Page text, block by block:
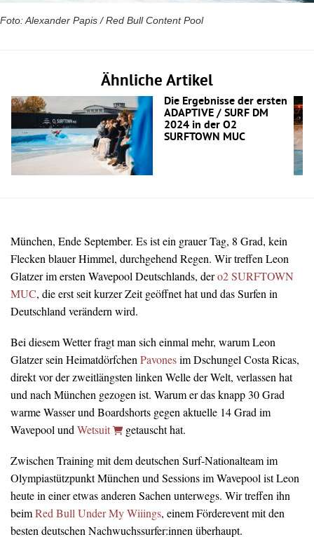
Foto: Alexander Papis / Red Bull Content Pool
Ähnliche Artikel
Die Ergebnisse der ersten
ADAPTIVE / SURF DM
2024 in der O2
SURFTOWN MUC
München, Ende September. Es ist ein grauer Tag, 8 Grad, kein
Flecken blauer Himmel, durchgehend Regen. Wir treffen Leon
Glatzer im ersten Wavepool Deutschlands, dero2 SURFTOWN
MUC, die erst seit kurzer Zeit geöffnet hat und das Surfen in
Deutschland verändern wird.
Bei diesem Wetter fragt man sich einmal mehr, warum Leon
Glatzer sein Heimatdörfchen Pavonesim Dschungel Costa Ricas,
direkt vor der zweitlängsten linken Welle der Welt, verlassen hat
und nach München gezogen ist. Warum er das knapp 30 Grad
warme Wasser und Boardshorts gegen aktuelle 14 Grad im
Wavepool und Wetsuit getauscht hat.
Zwischen Training mit dem deutschen Surf-Nationalteam im
Olympiastützpunkt München und Sessions im Wavepool ist Leon
heute in einer etwas anderen Sachen unterwegs. Wir treffen ihn
beimRed Bull Under My Wiiings, einem Förderevent mit den
besten deutschen Nachwuchssurfer:innen überhaupt.